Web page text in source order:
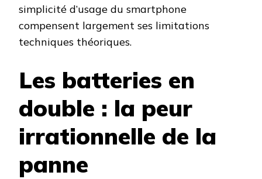
simplicité d’usage du smartphone
compensent largement ses limitations
techniques théoriques.
Les batteries en
double : la peur
irrationnelle de la
panne